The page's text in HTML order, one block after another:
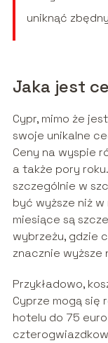
uniknąć
Jaka jest
Cypr, mimo że
swoje unikalne
Ceny na wyspie
a także pory
szczególnie w
być wyższe niż
miesiące są
wybrzeżu, gdzie
znacznie wyższe
Przykładowo,
Cyprze mogą się
hotelu do 75